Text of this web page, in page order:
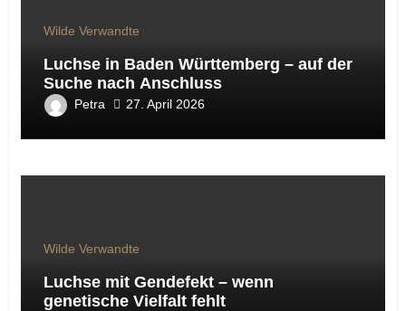
Wilde Verwandte
Luchse in Baden Württemberg – auf der
Suche nach Anschluss
Petra 27. April 2026
Wilde Verwandte
Luchse mit Gendefekt – wenn
genetische Vielfalt fehlt